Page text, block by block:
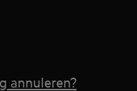
annuleren?